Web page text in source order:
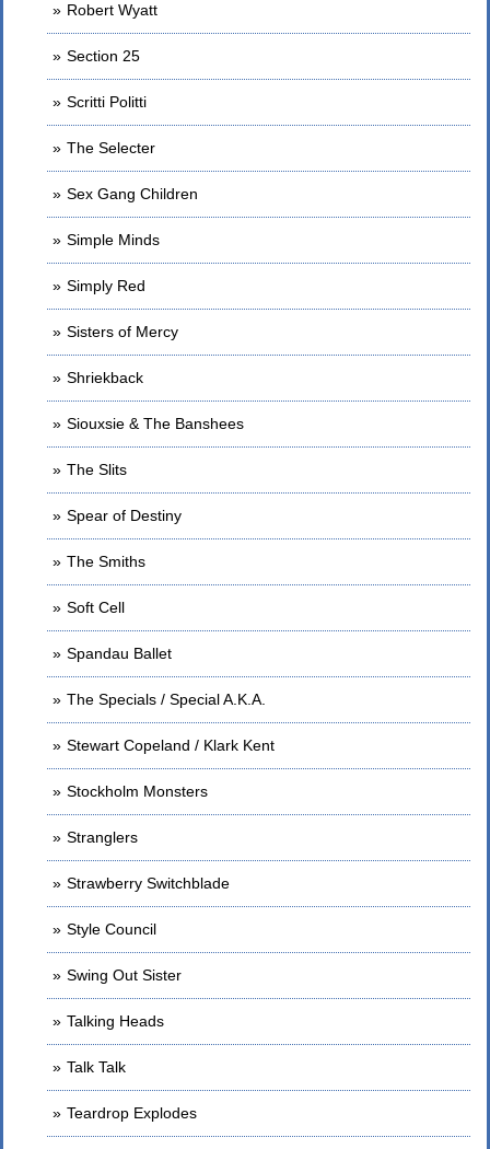
Robert Wyatt
Section 25
Scritti Politti
The Selecter
Sex Gang Children
Simple Minds
Simply Red
Sisters of Mercy
Shriekback
Siouxsie & The Banshees
The Slits
Spear of Destiny
The Smiths
Soft Cell
Spandau Ballet
The Specials / Special A.K.A.
Stewart Copeland / Klark Kent
Stockholm Monsters
Stranglers
Strawberry Switchblade
Style Council
Swing Out Sister
Talking Heads
Talk Talk
Teardrop Explodes